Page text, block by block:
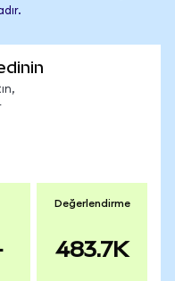
Değerlendirme
483.7K